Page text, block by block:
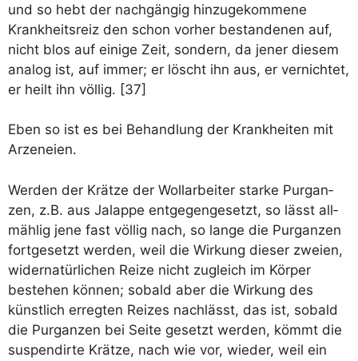
und so hebt der nach­gän­gig hin­zu­ge­kom­me­ne
Krank­heits­reiz den schon vor­her bestan­de­nen auf,
nicht blos auf eini­ge Zeit, son­dern, da jener die­sem
ana­log ist, auf immer; er löscht ihn aus, er ver­nich­tet,
er heilt ihn völ­lig. [37]
Eben so ist es bei Behand­lung der Krank­hei­ten mit
Arzeneien.
Wer­den der Krät­ze der Woll­ar­bei­ter star­ke Pur­gan­
zen, z.B. aus Jal­ap­pe ent­ge­gen­ge­setzt, so lässt all­
mäh­lig jene fast völ­lig nach, so lan­ge die Pur­gan­zen
fort­ge­setzt wer­den, weil die Wir­kung die­ser zwei­en,
wider­na­tür­li­chen Rei­ze nicht zugleich im Kör­per
bestehen kön­nen; sobald aber die Wir­kung des
künst­lich erreg­ten Rei­zes nach­lässt, das ist, sobald
die Pur­gan­zen bei Sei­te gesetzt wer­den, kömmt die
sus­pen­dir­te Krät­ze, nach wie vor, wie­der, weil ein